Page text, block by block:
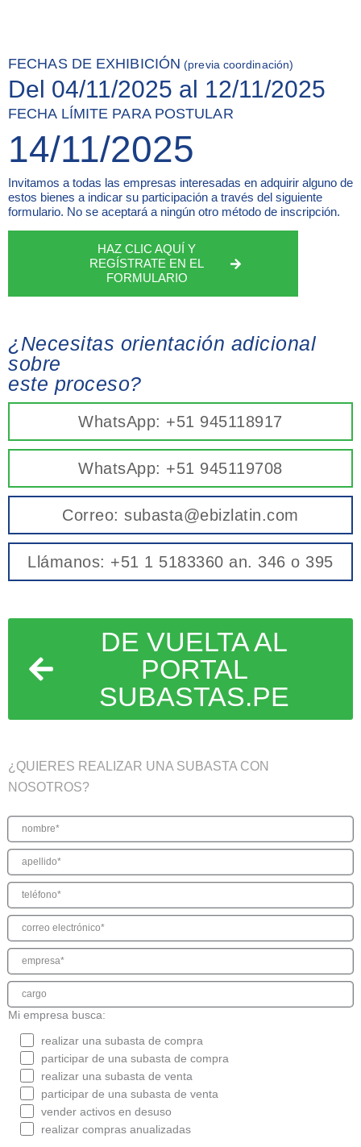
FECHAS DE EXHIBICIÓN (previa coordinación)
Del 04/11/2025 al 12/11/2025
FECHA LÍMITE PARA POSTULAR
14/11/2025
Invitamos a todas las empresas interesadas en adquirir alguno de
estos bienes a indicar su participación a través del siguiente
formulario. No se aceptará a ningún otro método de inscripción.
HAZ CLIC AQUÍ Y
REGÍSTRATE EN EL
FORMULARIO
¿Necesitas orientación adicional
sobre
este proceso?
WhatsApp: +51 945118917
WhatsApp: +51 945119708
Correo: subasta@ebizlatin.com
Llámanos: +51 1 5183360 an. 346 o 395
DE VUELTA AL
PORTAL
SUBASTAS.PE
¿QUIERES REALIZAR UNA SUBASTA CON
NOSOTROS?
Mi empresa busca:
realizar una subasta de compra
participar de una subasta de compra
realizar una subasta de venta
participar de una subasta de venta
vender activos en desuso
realizar compras anualizadas